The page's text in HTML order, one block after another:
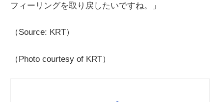
フィーリングを取り戻したいですね。」
（Source: KRT）
（Photo courtesy of KRT）